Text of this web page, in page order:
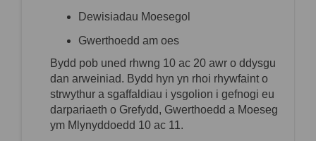
Dewisiadau Moesegol
Gwerthoedd am oes
Bydd pob uned rhwng 10 ac 20 awr o ddysgu
dan arweiniad. Bydd hyn yn rhoi rhywfaint o
strwythur a sgaffaldiau i ysgolion i gefnogi eu
darpariaeth o Grefydd, Gwerthoedd a Moeseg
ym Mlynyddoedd 10 ac 11.